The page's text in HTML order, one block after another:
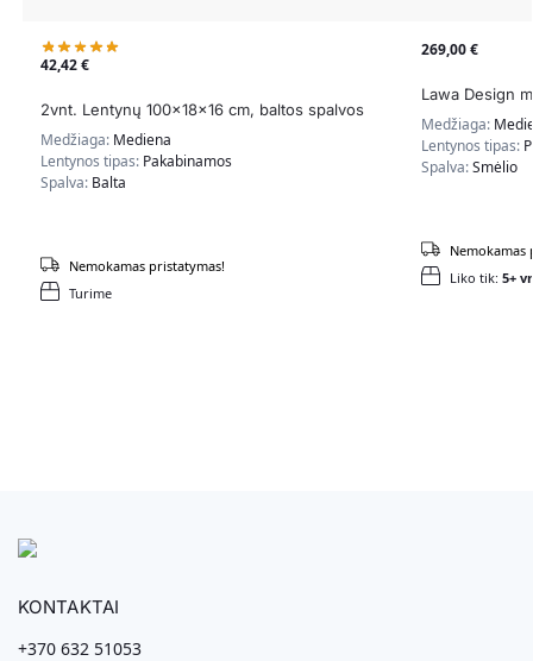
42,42€
2vnt. Lentynų 100x18x16 cm, baltos spalvos
Medžiaga: Mediena
Lentynos tipas: Pakabinamos
Spalva: Balta
Turime
Nemokamas pristatymas!
269,00€
Lawa Design
Medžiaga:
Lentynos tipas:
Spalva:Smėlio
Liko tik: 5+
Nemokamas
KONTAKTAI
+370 632 51053